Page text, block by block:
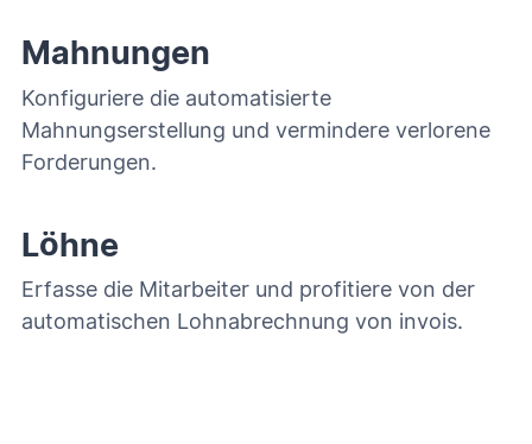
Mahnungen
Konfiguriere die automatisierte
Mahnungserstellung und vermindere verlorene
Forderungen.
Löhne
Erfasse die Mitarbeiter und profitiere von der
automatischen Lohnabrechnung von invois.